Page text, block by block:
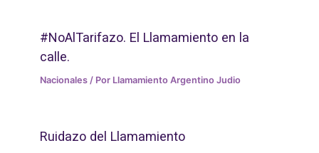
#NoAlTarifazo. El Llamamiento en la
calle.
Nacionales / Por Llamamiento Argentino Judio
Ruidazo del Llamamiento